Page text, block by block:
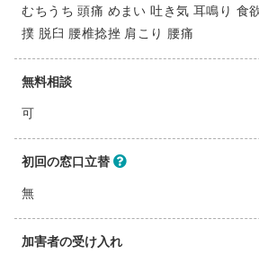
むちうち 頭痛 めまい 吐き気 耳鳴り 食
撲 脱臼 腰椎捻挫 肩こり 腰痛
無料相談
可
初回の窓口立替
無
加害者の受け入れ